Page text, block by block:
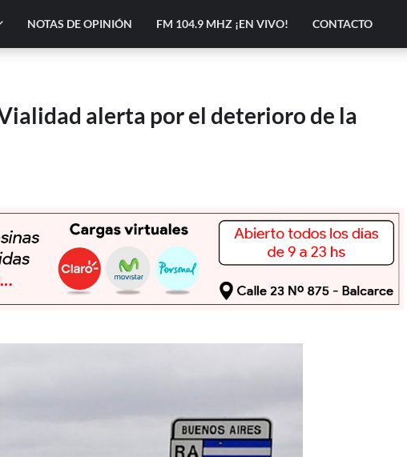
NOTAS DE OPINIÓN FM 104.9 MHZ ¡EN VIVO! CONTACTO
alerta por el deterioro de la